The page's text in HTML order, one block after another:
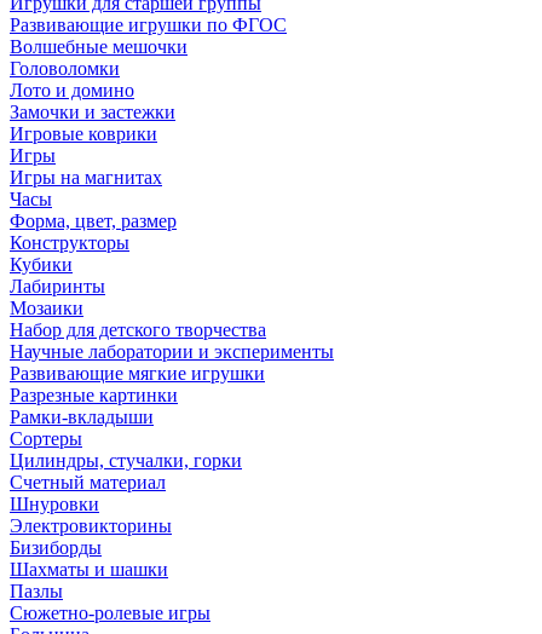
Развивающие игрушки по ФГОС
Волшебные мешочки
Головоломки
Лото и домино
Замочки и застежки
Игровые коврики
Игры
Игры на магнитах
Часы
Форма, цвет, размер
Конструкторы
Кубики
Лабиринты
Мозаики
Набор для детского творчества
Научные лаборатории и эксперименты
Развивающие мягкие игрушки
Разрезные картинки
Рамки-вкладыши
Сортеры
Цилиндры, стучалки, горки
Счетный материал
Шнуровки
Электровикторины
Бизиборды
Шахматы и шашки
Пазлы
Сюжетно-ролевые игры